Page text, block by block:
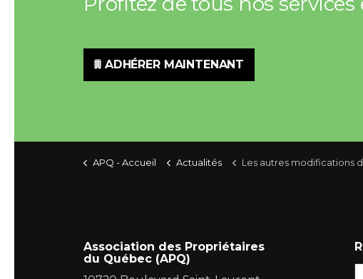
ADHÉRER MAINTENANT
APQ - Accueil Actualités Les autres modifications de bail que le loyer
Association des Propriétaires
du Québec (APQ)